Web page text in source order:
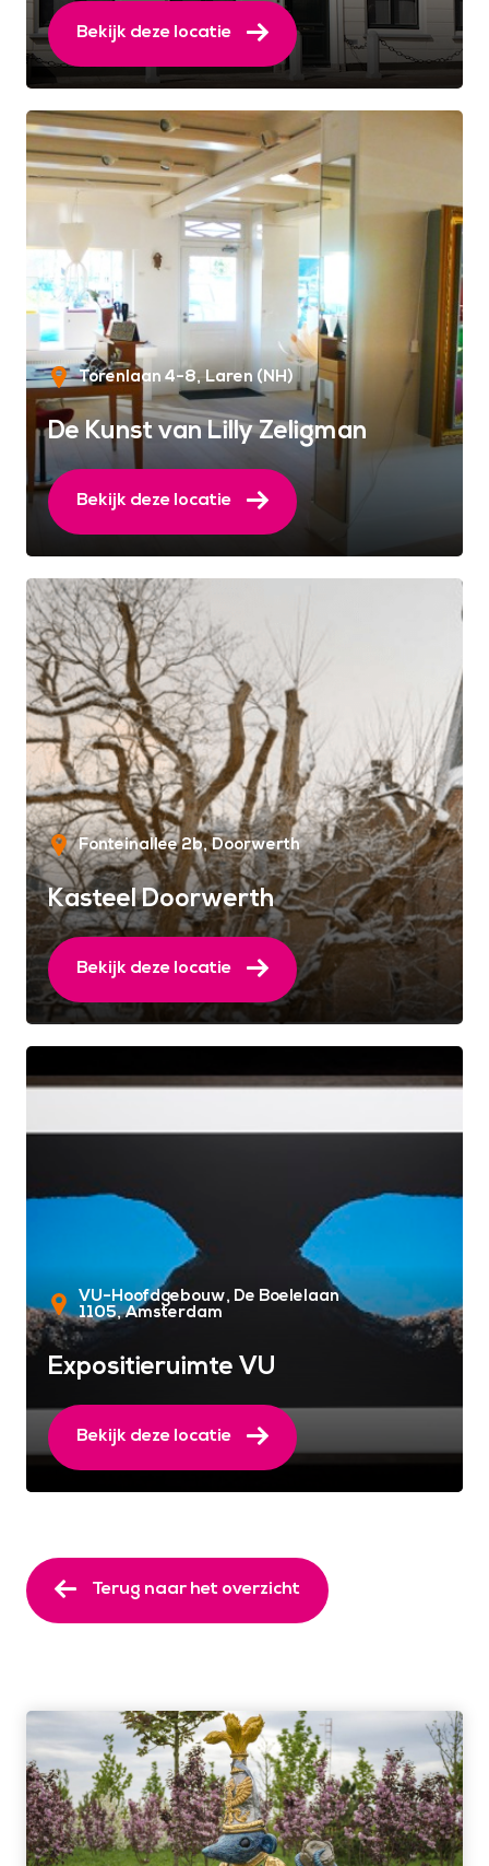
Bekijk deze locatie
Torenlaan 4-8 Laren (NH)
De Kunst van Lilly Zeligman
Bekijk deze locatie
Fonteinallee 2b Doorwerth
Kasteel Doorwerth
Bekijk deze locatie
VU-Hoofdgebouw, De Boelelaan
1105 Amsterdam
Expositieruimte VU
Bekijk deze locatie
Terug naar het overzicht